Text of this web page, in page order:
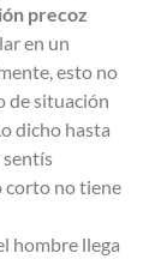
precoz
en un
esto no
de situación
dicho hasta
sentís
corto no tiene
hombre llega